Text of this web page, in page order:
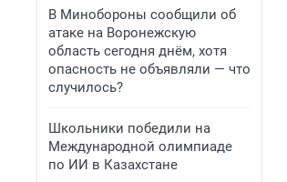
В Минобороны сообщили об
атаке на Воронежскую
область сегодня днём, хотя
опасность не объявляли — что
случилось?
Школьники победили на
Международной олимпиаде
по ИИ в Казахстане